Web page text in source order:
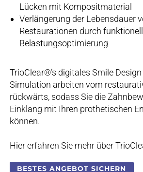
Lücken mit Kompositmaterial
Verlängerung der Lebensdauer
Restaurationen durch
Belastungsoptimierung
TrioClear®’s digitales Smile
Simulation arbeiten vom
rückwärts, sodass Sie die
Einklang mit Ihren prothetischen
können.
Hier erfahren Sie mehr über
BESTES ANGEBOT SICHERN